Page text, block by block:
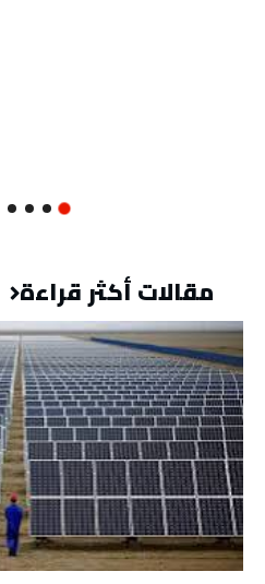
مقالات أكثر قراءة